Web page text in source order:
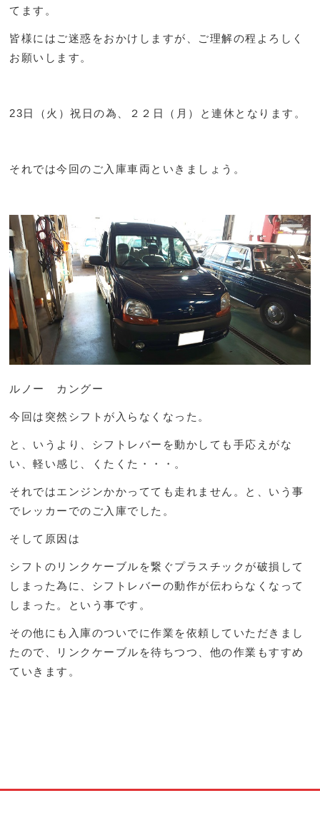
てます。
皆様にはご迷惑をおかけしますが、ご理解の程よろしく
お願いします。
23日（火）祝日の為、２２日（月）と連休となります。
それでは今回のご入庫車両といきましょう。
ルノー カングー
今回は突然シフトが入らなくなった。
と、いうより、シフトレバーを動かしても手応えがな
い、軽い感じ、くたくた・・・。
それではエンジンかかってても走れません。と、いう事
でレッカーでのご入庫でした。
そして原因は
シフトのリンクケーブルを繋ぐプラスチックが破損して
しまった為に、シフトレバーの動作が伝わらなくなって
しまった。という事です。
その他にも入庫のついでに作業を依頼していただきまし
たので、リンクケーブルを待ちつつ、他の作業もすすめ
ていきます。